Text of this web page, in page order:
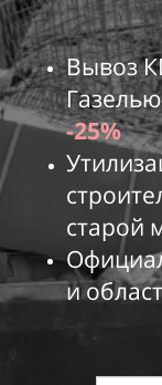
Вывоз
-25%
старой
и